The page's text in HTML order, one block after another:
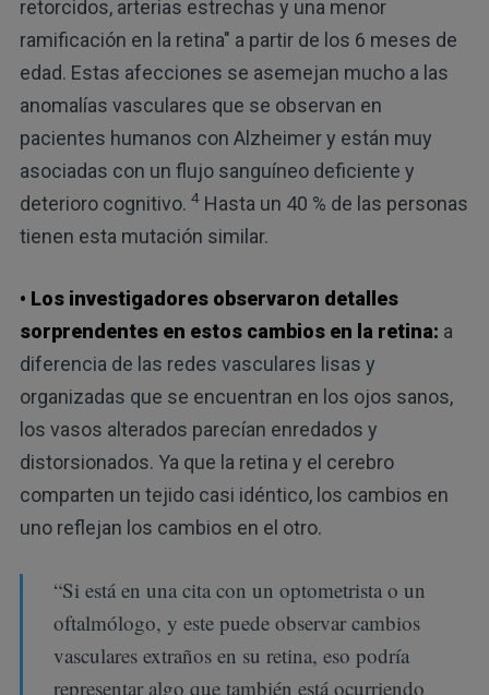
retorcidos, arterias estrechas y una menor
ramificación en la retina" a partir de los 6 meses de
edad. Estas afecciones se asemejan mucho a las
anomalías vasculares que se observan en
pacientes humanos con Alzheimer y están muy
asociadas con un flujo sanguíneo deficiente y
deterioro cognitivo. 4Hasta un 40 % de las personas
tienen esta mutación similar.
• Los investigadores observaron detalles
sorprendentes en estos cambios en la retina: a
diferencia de las redes vasculares lisas y
organizadas que se encuentran en los ojos sanos,
los vasos alterados parecían enredados y
distorsionados. Ya que la retina y el cerebro
comparten un tejido casi idéntico, los cambios en
uno reflejan los cambios en el otro.
“Si está en una cita con un optometrista o un
oftalmólogo, y este puede observar cambios
vasculares extraños en su retina, eso podría
representar algo que también está ocurriendo